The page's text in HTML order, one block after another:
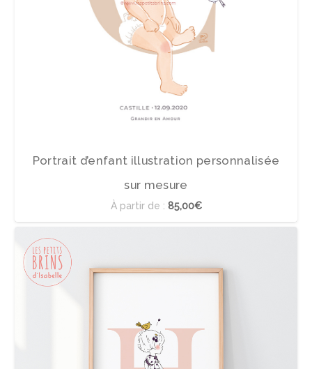
Portrait d’enfant illustration personnalisée
sur mesure
À partir de : 85,00€